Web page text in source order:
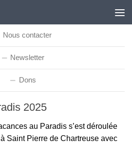
Nous contacter
Newsletter
Dons
2025
au Paradis s’est déroulée
Saint Pierre de Chartreuse avec